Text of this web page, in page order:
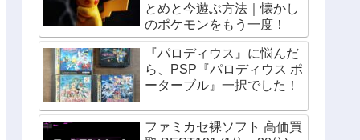
とめと今遊ぶ方法｜懐かし
のポケモンをもう一度！
『パロディウス』に悩んだ
ら、PSP『パロディウス ポ
ーターブル』一択でした！
ファミカセ裸ソフト 高価買